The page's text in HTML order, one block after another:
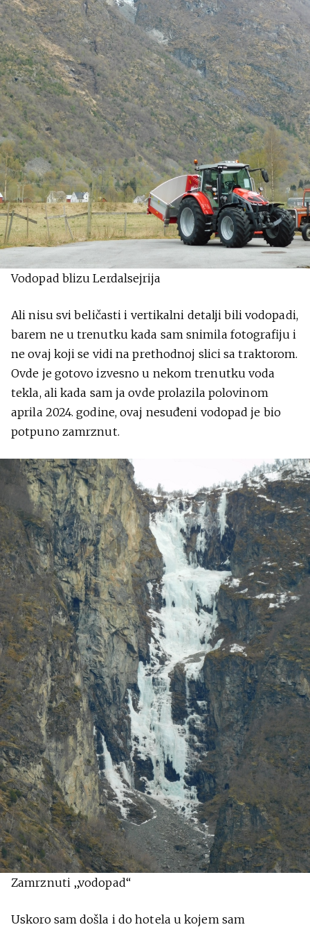
Vodopad blizu Lerdalsejrija
Ali nisu svi beličasti i vertikalni detalji bili vodopadi,
barem ne u trenutku kada sam snimila fotografiju i
ne ovaj koji se vidi na prethodnoj slici sa traktorom.
Ovde je gotovo izvesno u nekom trenutku voda
tekla, ali kada sam ja ovde prolazila polovinom
aprila 2024. godine, ovaj nesuđeni vodopad je bio
potpuno zamrznut.
Zamrznuti „vodopad“
Uskoro sam došla i do hotela u kojem sam